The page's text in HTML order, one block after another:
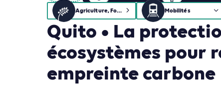
Agriculture, Foresterie et Usages des sols Mobilités
Quito • La
écosystèmes pour
empreinte carbone